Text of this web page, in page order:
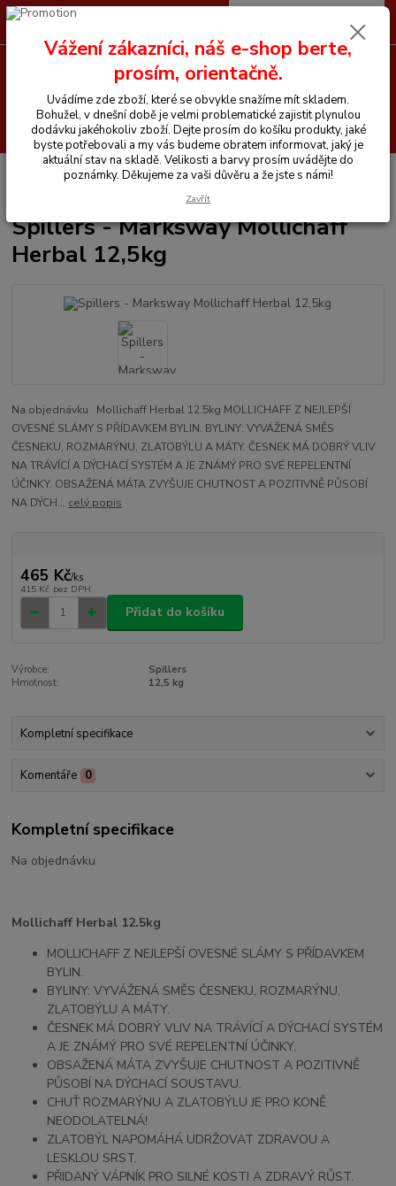
Hledat
+420 605 255 500 0 Kč
Vitamíny a krmiva pro koně
Spillers - Marksway Mollichaff
Spillers - Marksway Mollichaff
Herbal 12,5kg
Na objednávku Mollichaff Herbal 12.5kg MOLLICHAFF Z NEJLEPŠÍ
OVESNÉ SLÁMY S PŘÍDAVKEM BYLIN. BYLINY: VYVÁŽENÁ SMĚS
ČESNEKU, ROZMARÝNU, ZLATOBÝLU A MÁTY. ČESNEK MÁ DOBRÝ VLIV
NA TRÁVÍCÍ A DÝCHACÍ SYSTÉM A JE ZNÁMÝ PRO SVÉ REPELENTNÍ
ÚČINKY. OBSAŽENÁ MÁTA ZVYŠUJE CHUTNOST A POZITIVNĚ PŮSOBÍ
NA DÝCH... celý popis
465 Kč/ks
415 Kč bez DPH
Přidat do košíku
Výrobce:
Spillers
Hmotnost:
12,5 kg
Kompletní specifikace
Komentáře 0
Kompletní specifikace
Na objednávku
Mollichaff Herbal 12.5kg
MOLLICHAFF Z NEJLEPŠÍ OVESNÉ SLÁMY S PŘÍDAVKEM
BYLIN.
BYLINY: VYVÁŽENÁ SMĚS ČESNEKU, ROZMARÝNU,
ZLATOBÝLU A MÁTY.
ČESNEK MÁ DOBRÝ VLIV NA TRÁVÍCÍ A DÝCHACÍ SYSTÉM
A JE ZNÁMÝ PRO SVÉ REPELENTNÍ ÚČINKY.
OBSAŽENÁ MÁTA ZVYŠUJE CHUTNOST A POZITIVNĚ
PŮSOBÍ NA DÝCHACÍ SOUSTAVU.
CHUŤ ROZMARÝNU A ZLATOBÝLU JE PRO KONĚ
NEODOLATELNÁ!
ZLATOBÝL NAPOMÁHÁ UDRŽOVAT ZDRAVOU A
LESKLOU SRST.
PŘIDANÝ VÁPNÍK PRO SILNÉ KOSTI A ZDRAVÝ RŮST.
Vážení zákazníci, náš e-shop berte,
prosím, orientačně.
Uvádíme zde zboží, které se obvykle snažíme mít skladem.
Bohužel, v dnešní době je velmi problematické zajistit plynulou
dodávku jakéhokoliv zboží. Dejte prosím do košíku produkty, jaké
byste potřebovali a my vás budeme obratem informovat, jaký je
aktuální stav na skladě. Velikosti a barvy prosím uvádějte do
poznámky. Děkujeme za vaši důvěru a že jste s námi!
Zavřít